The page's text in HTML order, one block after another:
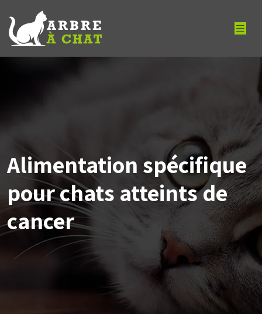
Alimentation spécifique
pour chats atteints de
cancer